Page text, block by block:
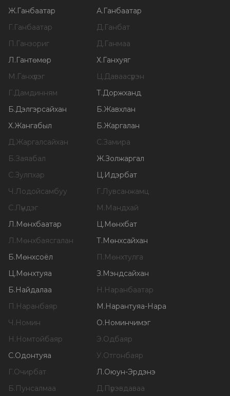
Ж.Ганбаатар А.Ганбаатар
Г.Ганбаатар Д.Ганбат
П.Ганзориг Д.Ганмаа
Л.Гантөмөр Х.Ганхуяг
М.Ганхүлэг Ц.Даваасүрэн
Г.Дамдинням Т.Доржханд
Б.Дэлгэрсайхан Б.Жавхлан
Х.Жангабыл Б.Жаргалан
Д.Жаргалсайхан С.Замира
Б.Заяабал Ж.Золжаргал
С.Зулпхар Ц.Идэрбат
Ч.Лодойсамбуу Г.Лувсанжамц
С.Лүндэг М.Мандхай
Л.Мөнхбаатар Ц.Мөнхбат
Л.Мөнхбаясгалан Т.Мөнхсайхан
Б.Мөнхсоёл П.Мөнхтулга
Ц.Мөнхтуяа З.Мэндсайхан
Б.Найдалаа Н.Наранбаатар
П.Наранбаяр М.Нарантуяа-Нара
Ч.Номин О.Номинчимэг
Н.Номтойбаяр Э.Одбаяр
С.Одонтуяа У.Отгонбаяр
Г.Очирбат Л.Оюун-Эрдэнэ
Б.Пунсалмаа Д.Пүрэвдаваа